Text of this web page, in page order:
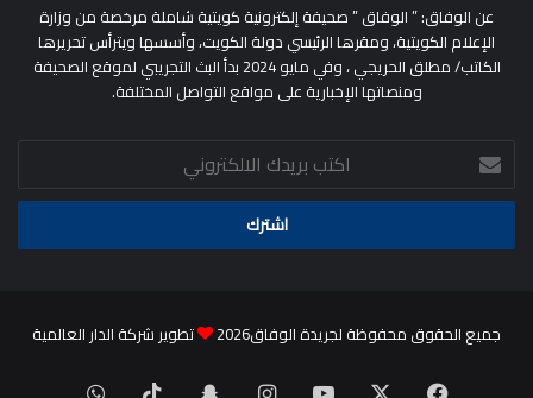
عن الوفاق: ” الوفاق ” صحيفة إلكترونية كويتية شاملة مرخصة من وزارة
الإعلام الكويتية، ومقرها الرئيسي دولة الكويت، وأسسها ويترأس تحريرها
الكاتب/ مطلق الحريجي ، وفي مايو 2024 بدأ البث التجريبي لموقع الصحيفة
ومنصاتها الإخبارية على مواقع التواصل المختلفة.
اكتب
بريدك
الالكتروني
جميع الحقوق محفوظة لجريدة الوفاق2026 تطوير شركة الدار العالمية